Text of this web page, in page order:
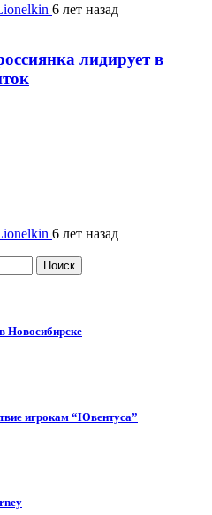
6 лет назад
лидирует в
6 лет назад
Новосибирске
игрокам “Ювентуса”